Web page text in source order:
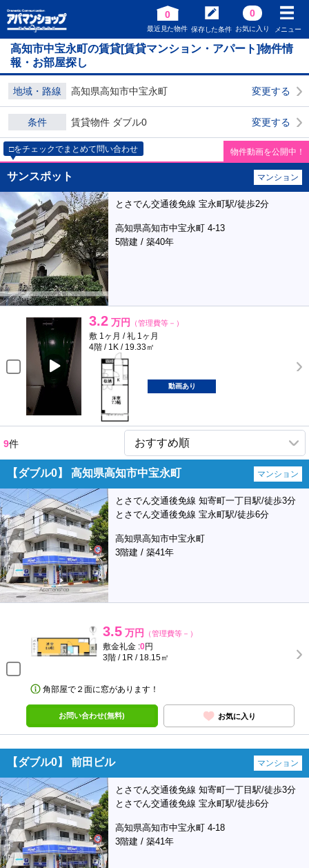
0
最近見た物件 保存した条件
0
お気に入り メニュー
高知市中宝永町の賃貸[賃貸マンション・アパート]物件情
報・お部屋探し
地域・路線 高知県高知市中宝永町 変更する
条件 賃貸物件 ダブル0 変更する
□をチェックでまとめて問い合わせ 物件動画を公開中！
サンスポット マンション
とさでん交通後免線 宝永町駅/徒歩2分
高知県高知市中宝永町 4-13
5階建 / 築40年
3.2 万円 （管理費等－）
敷 1ヶ月 / 礼 1ヶ月
4階 / 1K / 19.33㎡
動画あり
9件
【ダブル0】 高知県高知市中宝永町 マンション
とさでん交通後免線 知寄町一丁目駅/徒歩3分
とさでん交通後免線 宝永町駅/徒歩6分
高知県高知市中宝永町
3階建 / 築41年
3.5 万円 （管理費等－）
敷金礼金 :0円
3階 / 1R / 18.15㎡
角部屋で２面に窓があります！
お問い合わせ(無料) お気に入り
【ダブル0】 前田ビル マンション
とさでん交通後免線 知寄町一丁目駅/徒歩3分
とさでん交通後免線 宝永町駅/徒歩6分
高知県高知市中宝永町 4-18
3階建 / 築41年